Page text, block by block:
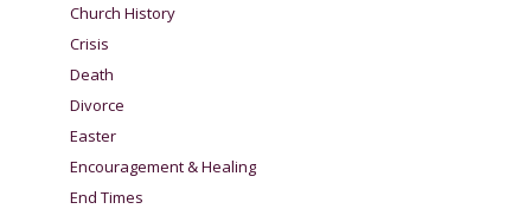
Church History
Crisis
Death
Divorce
Easter
Encouragement & Healing
End Times